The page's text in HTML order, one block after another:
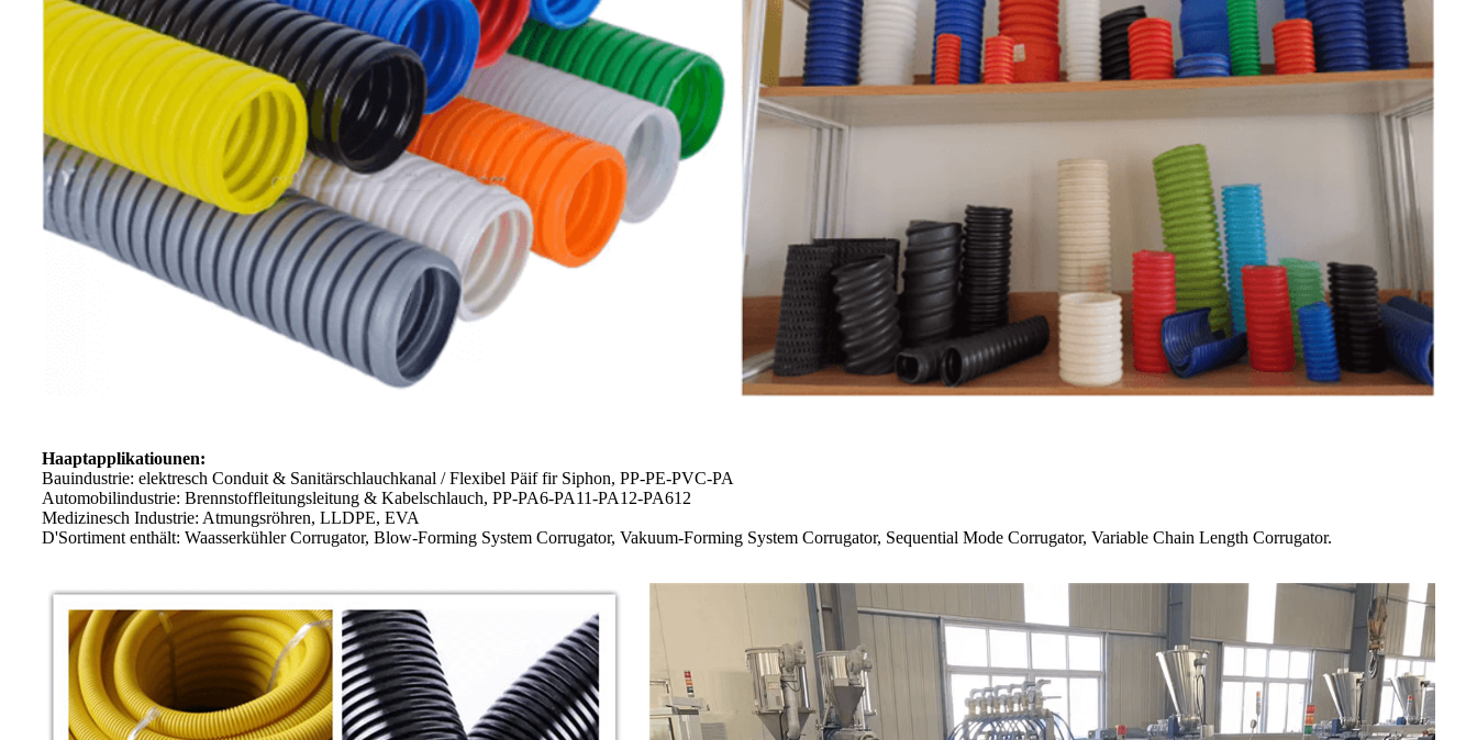
Haaptapplikatiounen:
Bauindustrie: elektresch Conduit & Sanitärschlauchkanal / Flexibel Päif fir Siphon, PP-PE-PVC-PA
Automobilindustrie: Brennstoffleitungsleitung & Kabelschlauch, PP-PA6-PA11-PA12-PA612
Medizinesch Industrie: Atmungsröhren, LLDPE, EVA
D'Sortiment enthält: Waasserkühler Corrugator, Blow-Forming System Corrugator, Vakuum-Forming System Corrugator, Sequential Mode Corrugator, Variable Chain Length Corrugator.